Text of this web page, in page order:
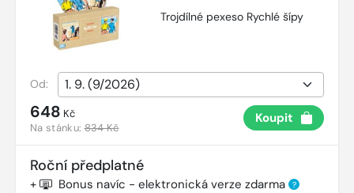
Trojdílné pexeso Rychlé šípy
Od:
648 Kč
Na stánku:834 Kč
Koupit
Roční předplatné
+ Bonus navíc - elektronická verze zdarma ?